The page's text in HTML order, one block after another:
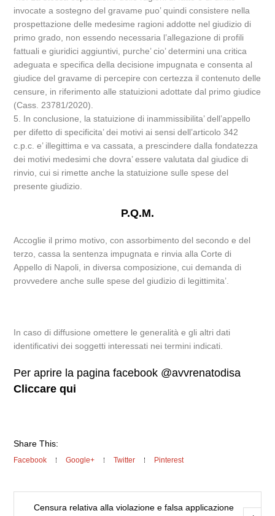
invocate a sostegno del gravame puo’ quindi consistere nella
prospettazione delle medesime ragioni addotte nel giudizio di
primo grado, non essendo necessaria l’allegazione di profili
fattuali e giuridici aggiuntivi, purche’ cio’ determini una critica
adeguata e specifica della decisione impugnata e consenta al
giudice del gravame di percepire con certezza il contenuto delle
censure, in riferimento alle statuizioni adottate dal primo giudice
(Cass. 23781/2020).
5. In conclusione, la statuizione di inammissibilita’ dell’appello
per difetto di specificita’ dei motivi ai sensi dell’articolo 342
c.p.c. e’ illegittima e va cassata, a prescindere dalla fondatezza
dei motivi medesimi che dovra’ essere valutata dal giudice di
rinvio, cui si rimette anche la statuizione sulle spese del
presente giudizio.
P.Q.M.
Accoglie il primo motivo, con assorbimento del secondo e del
terzo, cassa la sentenza impugnata e rinvia alla Corte di
Appello di Napoli, in diversa composizione, cui demanda di
provvedere anche sulle spese del giudizio di legittimita’.
In caso di diffusione omettere le generalità e gli altri dati
identificativi dei soggetti interessati nei termini indicati.
Per aprire la pagina facebook @avvrenatodisa
Cliccare qui
Share This:
Facebook Google+ Twitter Pinterest
Censura relativa alla violazione e falsa applicazione